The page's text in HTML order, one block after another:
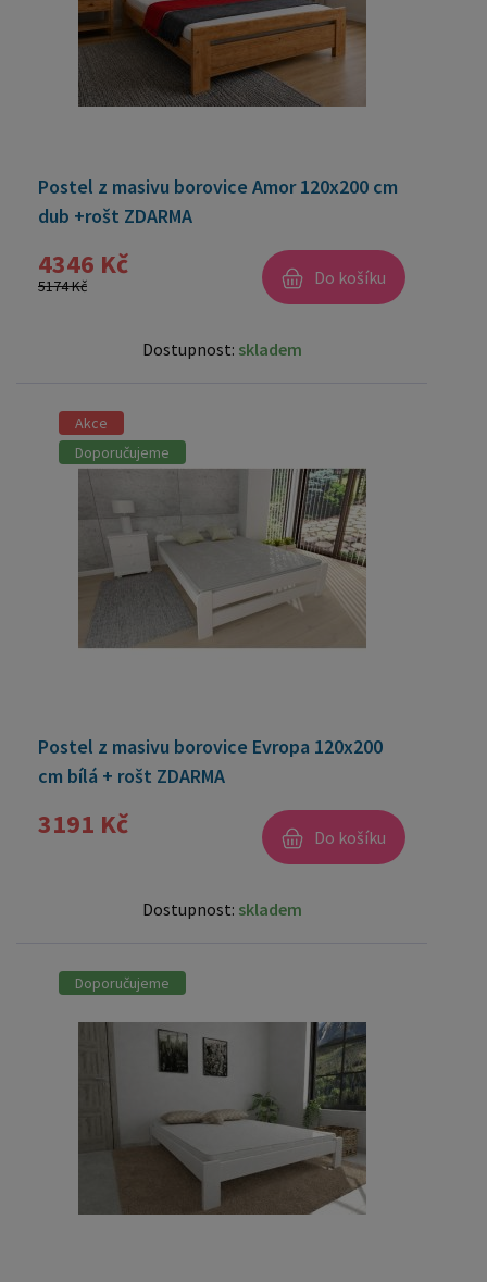
Postel z masivu borovice Amor 120x200 cm
dub +rošt ZDARMA
4346 Kč
5174 Kč Do košíku
Dostupnost: skladem
Akce
Doporučujeme
Postel z masivu borovice Evropa 120x200
cm bílá + rošt ZDARMA
3191 Kč Do košíku
Dostupnost: skladem
Doporučujeme